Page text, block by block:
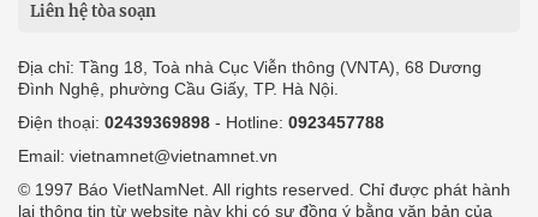
Liên hệ tòa soạn
Địa chỉ: Tầng 18, Toà nhà Cục Viễn thông (VNTA), 68 Dương
Đình Nghệ, phường Cầu Giấy, TP. Hà Nội.
Điện thoại: 02439369898 - Hotline: 0923457788
Email: vietnamnet@vietnamnet.vn
© 1997 Báo VietNamNet. All rights reserved. Chỉ được phát hành
lại thông tin từ website này khi có sự đồng ý bằng văn bản của